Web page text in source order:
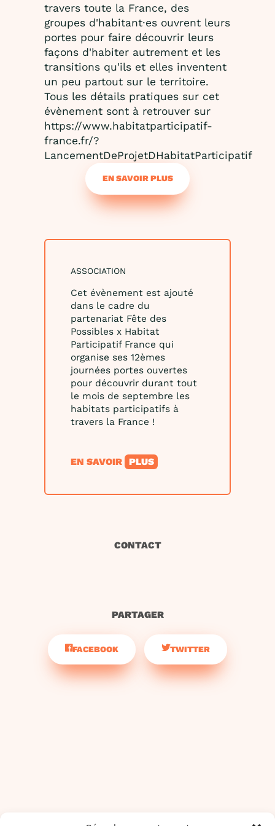
CONTACT
PARTAGER
FACEBOOK TWITTER
travers toute la France, des
groupes d'habitant⸱es ouvrent leurs
portes pour faire découvrir leurs
façons d'habiter autrement et les
transitions qu'ils et elles inventent
un peu partout sur le territoire.
Tous les détails pratiques sur cet
évènement sont à retrouver sur
https://www.habitatparticipatif-
france.fr/?
LancementDeProjetDHabitatParticipatif
EN SAVOIR PLUS
ASSOCIATION
Cet évènement est ajouté
dans le cadre du
partenariat Fête des
Possibles x Habitat
Participatif France qui
organise ses 12èmes
journées portes ouvertes
pour découvrir durant tout
le mois de septembre les
habitats participatifs à
travers la France !
EN SAVOIR PLUS